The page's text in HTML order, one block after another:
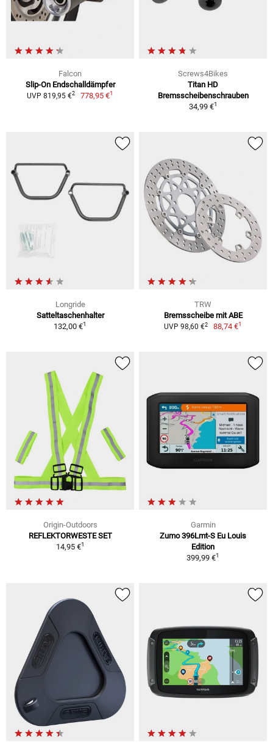
Falcon
Slip-On Endschalldämpfer
UVP 819,95 €2 778,95 €1
Screws4Bikes
Titan HD
Bremsscheibenschrauben
34,99 €1
Longride
Satteltaschenhalter
132,00 €1
TRW
Bremsscheibe mit ABE
UVP 98,60 €2 88,74 €1
Origin-Outdoors
REFLEKTORWESTE SET
14,95 €1
Garmin
Zumo 396Lmt-S Eu Louis
Edition
399,99 €1